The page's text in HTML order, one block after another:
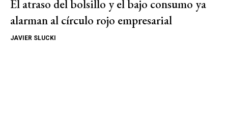
El atraso del bolsillo y el bajo consumo ya
alarman al círculo rojo empresarial
JAVIER SLUCKI